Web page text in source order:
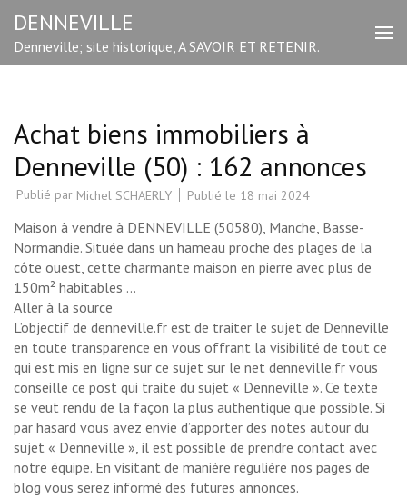
contenu
(Pressez
DENNEVILLE
Denneville; site historique, A SAVOIR ET RETENIR.
Achat biens immobiliers à
Denneville (50) : 162 annonces
Publié par Michel SCHAERLY Publié le 18 mai 2024
Maison à vendre à DENNEVILLE (50580), Manche, Basse-
Normandie. Située dans un hameau proche des plages de la
côte ouest, cette charmante maison en pierre avec plus de
150m² habitables …
Aller à la source
L’objectif de denneville.fr est de traiter le sujet de Denneville
en toute transparence en vous offrant la visibilité de tout ce
qui est mis en ligne sur ce sujet sur le net denneville.fr vous
conseille ce post qui traite du sujet « Denneville ». Ce texte
se veut rendu de la façon la plus authentique que possible. Si
par hasard vous avez envie d’apporter des notes autour du
sujet « Denneville », il est possible de prendre contact avec
notre équipe. En visitant de manière régulière nos pages de
blog vous serez informé des futures annonces.